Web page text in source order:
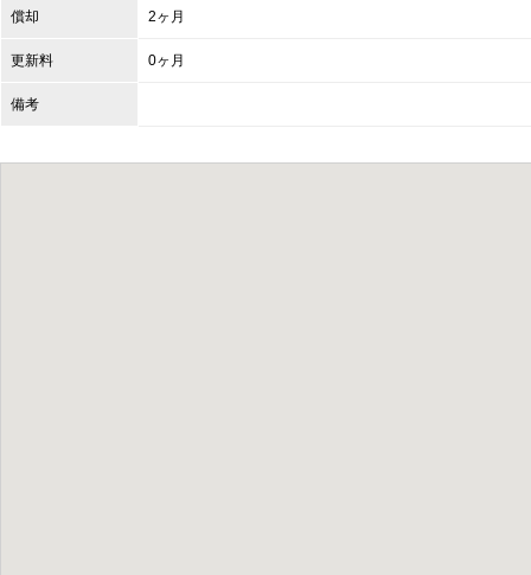
償却 2ヶ月
更新料 0ヶ月
備考